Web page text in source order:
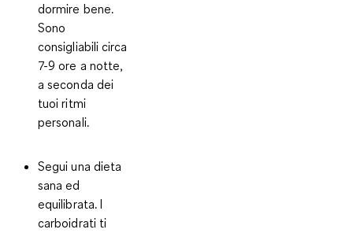
dormire bene.
Sono
consigliabili circa
7-9 ore a notte,
a seconda dei
tuoi ritmi
personali.
Segui una dieta
sana ed
equilibrata. I
carboidrati ti